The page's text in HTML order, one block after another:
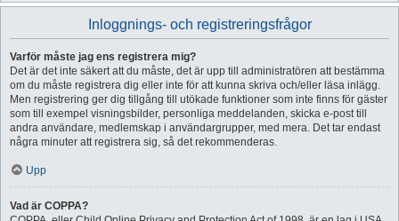
Inloggnings- och registreringsfrågor
Varför måste jag ens registrera mig?
Det är det inte säkert att du måste, det är upp till administratören att bestämma
om du måste registrera dig eller inte för att kunna skriva och/eller läsa inlägg.
Men registrering ger dig tillgång till utökade funktioner som inte finns för gäster
som till exempel visningsbilder, personliga meddelanden, skicka e-post till
andra användare, medlemskap i användargrupper, med mera. Det tar endast
några minuter att registrera sig, så det rekommenderas.
Upp
Vad är COPPA?